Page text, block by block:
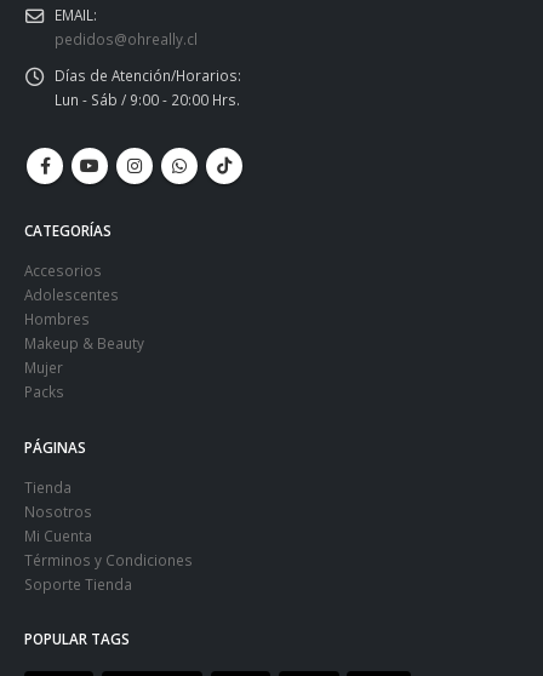
EMAIL:
pedidos@ohreally.cl
Días de Atención/Horarios:
Lun - Sáb / 9:00 - 20:00 Hrs.
CATEGORÍAS
Accesorios
Adolescentes
Hombres
Makeup & Beauty
Mujer
Packs
PÁGINAS
Tienda
Nosotros
Mi Cuenta
Términos y Condiciones
Soporte Tienda
POPULAR TAGS